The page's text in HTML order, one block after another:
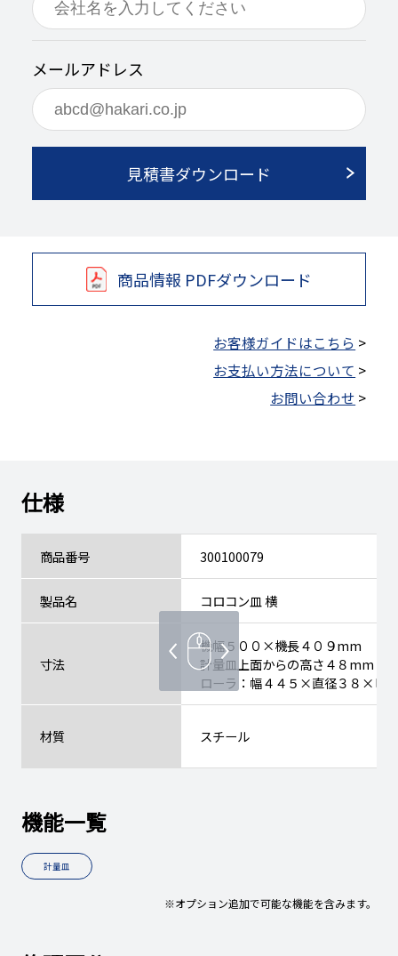
メールアドレス
見積書ダウンロード
商品情報 PDFダウンロード
お客様ガイドはこちら >
お支払い方法について >
お問い合わせ >
仕様
商品番号 300100079
製品名 コロコン皿 横
寸法
機幅５００×機長４０９mm
計量皿上面からの高さ４８mm
ローラ：幅４４５×直径３８×ピ
材質 スチール
機能一覧
計量皿
※オプション追加で可能な機能を含みます。